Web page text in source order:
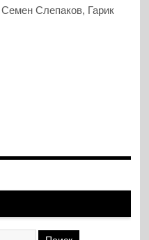
Слепаков, Гарик